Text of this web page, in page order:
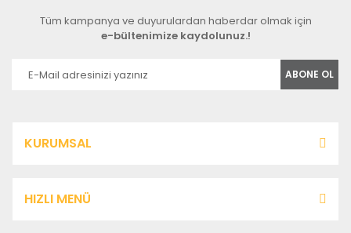
Tüm kampanya ve duyurulardan haberdar olmak için
e-bültenimize kaydolunuz.!
ABONE OL
KURUMSAL
HIZLI MENÜ